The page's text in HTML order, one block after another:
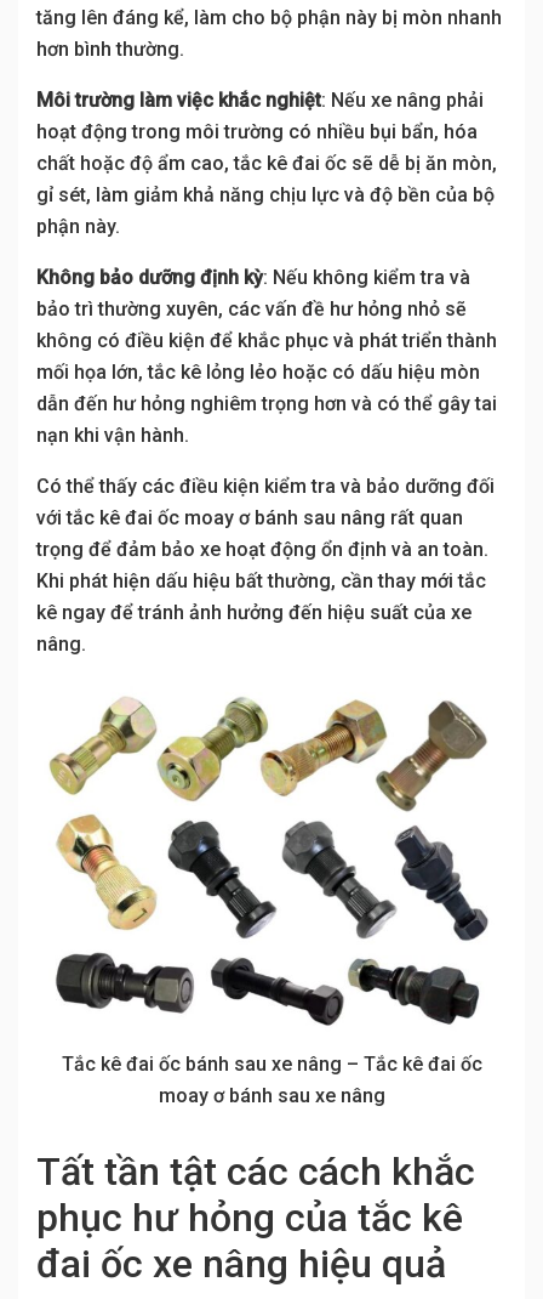
tăng lên đáng kể, làm cho bộ phận này bị mòn nhanh
hơn bình thường.
Môi trường làm việc khắc nghiệt: Nếu xe nâng phải
hoạt động trong môi trường có nhiều bụi bẩn, hóa
chất hoặc độ ẩm cao, tắc kê đai ốc sẽ dễ bị ăn mòn,
gỉ sét, làm giảm khả năng chịu lực và độ bền của bộ
phận này.
Không bảo dưỡng định kỳ: Nếu không kiểm tra và
bảo trì thường xuyên, các vấn đề hư hỏng nhỏ sẽ
không có điều kiện để khắc phục và phát triển thành
mối họa lớn, tắc kê lỏng lẻo hoặc có dấu hiệu mòn
dẫn đến hư hỏng nghiêm trọng hơn và có thể gây tai
nạn khi vận hành.
Có thể thấy các điều kiện kiểm tra và bảo dưỡng đối
với tắc kê đai ốc moay ơ bánh sau nâng rất quan
trọng để đảm bảo xe hoạt động ổn định và an toàn.
Khi phát hiện dấu hiệu bất thường, cần thay mới tắc
kê ngay để tránh ảnh hưởng đến hiệu suất của xe
nâng.
Tắc kê đai ốc bánh sau xe nâng – Tắc kê đai ốc
moay ơ bánh sau xe nâng
Tất tần tật các cách khắc
phục hư hỏng của tắc kê
đai ốc xe nâng hiệu quả